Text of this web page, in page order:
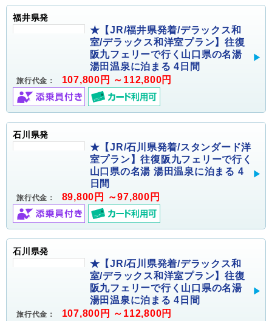
福井県発
★【JR/福井県発着/デラックス和
室/デラックス和洋室プラン】往復
阪九フェリーで行く山口県の名湯
湯田温泉に泊まる 4日間
旅行代金： 107,800円 ～112,800円
石川県発
★【JR/石川県発着/スタンダード洋
室プラン】往復阪九フェリーで行く
山口県の名湯 湯田温泉に泊まる 4
日間
旅行代金： 89,800円 ～97,800円
石川県発
★【JR/石川県発着/デラックス和
室/デラックス和洋室プラン】往復
阪九フェリーで行く山口県の名湯
湯田温泉に泊まる 4日間
旅行代金： 107,800円 ～112,800円